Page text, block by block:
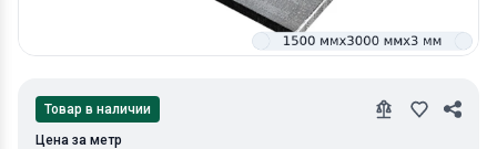
Товар в наличии
Цена за метр